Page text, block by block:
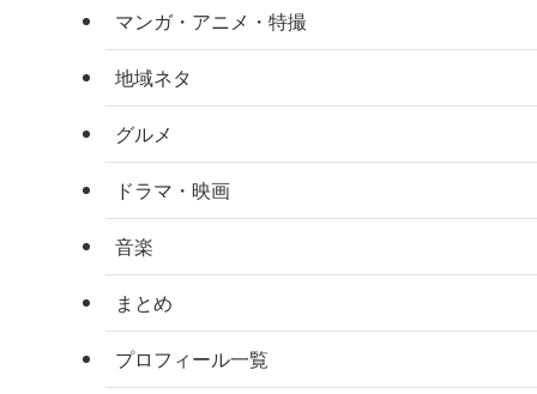
マンガ・アニメ・特撮
地域ネタ
グルメ
ドラマ・映画
音楽
まとめ
プロフィール一覧